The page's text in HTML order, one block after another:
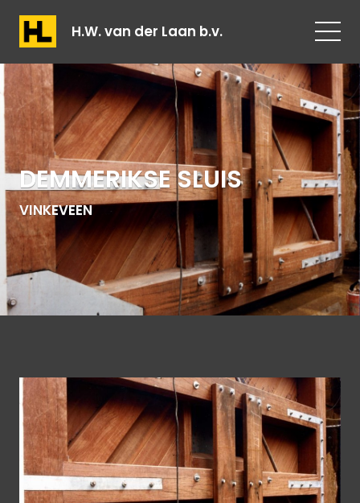
H.W. van der Laan b.v.
DEMMERIKSE SLUIS
VINKEVEEN